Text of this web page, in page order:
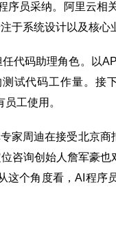
员采纳。阿里云相
于系统设计以及核心
代码助理角色。以
试代码工作量。接
工使用。
家周迪在接受北京
咨询创始人詹军豪
这个角度看，AI程序